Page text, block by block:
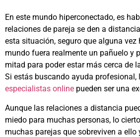
En este mundo hiperconectado, es
relaciones de pareja se den a
esta situación, seguro que alguna vez
mundo fuera realmente un pañuelo y
mitad para poder estar más cerca de
Si estás buscando ayuda profesional,
especialistas online pueden ser una
Aunque las relaciones a distancia
miedo para muchas personas, lo
muchas parejas que sobreviven a ello